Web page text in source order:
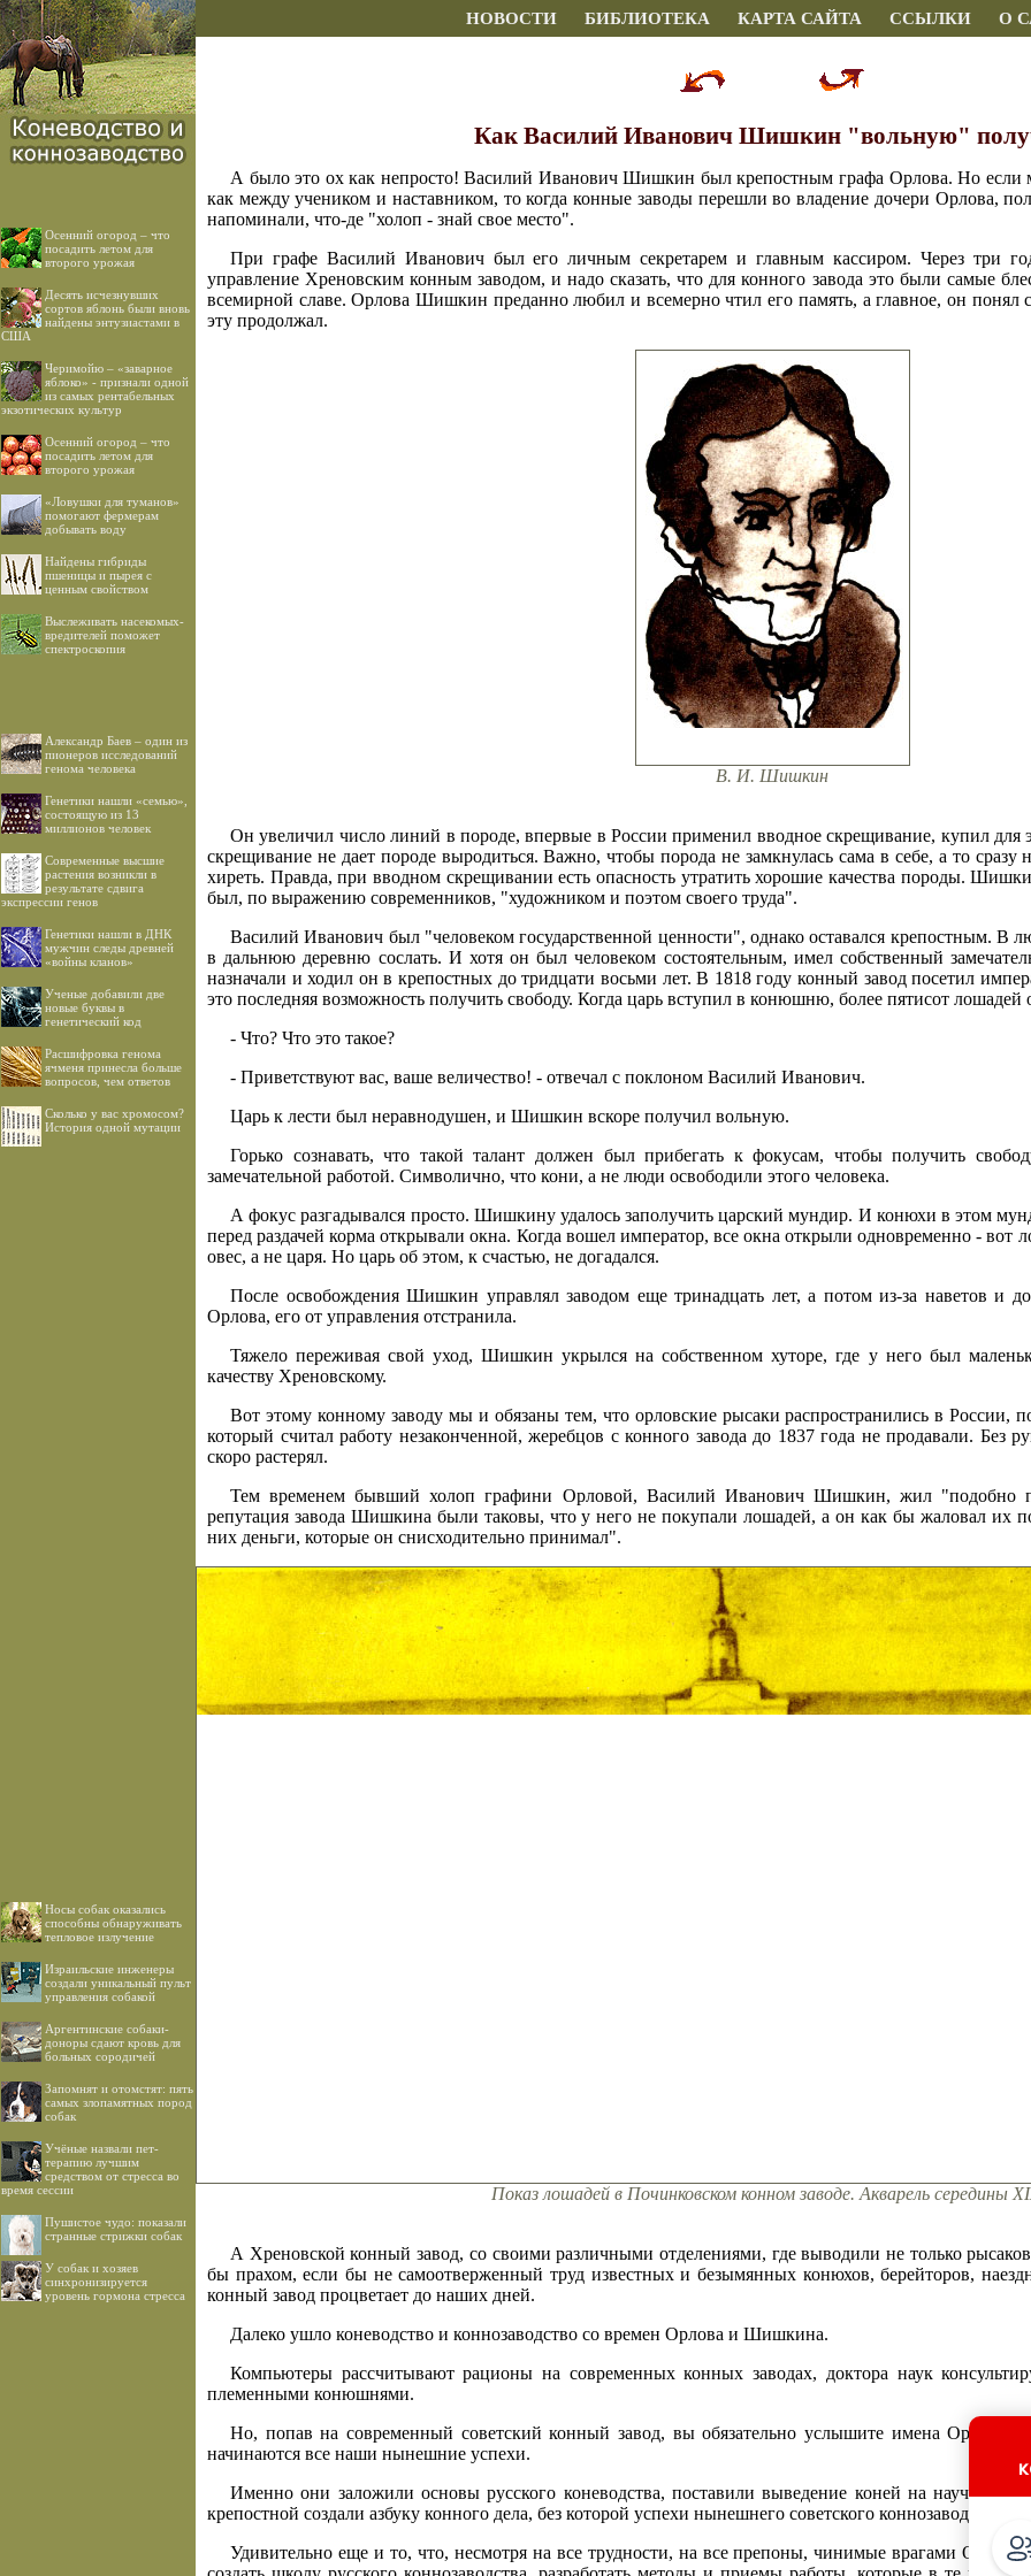
НОВОСТИ БИБЛИОТЕКА КАРТА САЙТА ССЫЛКИ О
Осенний огород – что
посадить летом для
второго урожая
Десять исчезнувших
сортов яблонь были вновь
найдены энтузиастами в
США
Черимойю – «заварное
яблоко» - признали одной
из самых рентабельных
экзотических культур
Осенний огород – что
посадить летом для
второго урожая
«Ловушки для туманов»
помогают фермерам
добывать воду
Найдены гибриды
пшеницы и пырея с
ценным свойством
Выслеживать насекомых-
вредителей поможет
спектроскопия
Александр Баев – один из
пионеров исследований
генома человека
Генетики нашли «семью»,
состоящую из 13
миллионов человек
Современные высшие
растения возникли в
результате сдвига
экспрессии генов
Генетики нашли в ДНК
мужчин следы древней
«войны кланов»
Ученые добавили две
новые буквы в
генетический код
Расшифровка генома
ячменя принесла больше
вопросов, чем ответов
Сколько у вас хромосом?
История одной мутации
Носы собак оказались
способны обнаруживать
тепловое излучение
Израильские инженеры
создали уникальный пульт
управления собакой
Аргентинские собаки-
доноры сдают кровь для
больных сородичей
Запомнят и отомстят: пять
самых злопамятных пород
собак
Учёные назвали пет-
терапию лучшим
средством от стресса во
время сессии
Пушистое чудо: показали
странные стрижки собак
У собак и хозяев
синхронизируется
уровень гормона стресса
Как Василий Иванович Шишкин "вольную"
А было это ох как непросто! Василий Иванович Шишкин был крепостным графа Орлова. Но
как между учеником и наставником, то когда конные заводы перешли во владение дочери Орлова,
напоминали, что-де "холоп - знай свое место".
При графе Василий Иванович был его личным секретарем и главным кассиром. Через три
управление Хреновским конным заводом, и надо сказать, что для конного завода это были самые
всемирной славе. Орлова Шишкин преданно любил и всемерно чтил его память, а главное, он понял
эту продолжал.
В. И. Шишкин
Он увеличил число линий в породе, впервые в России применил вводное скрещивание, купил для
скрещивание не дает породе выродиться. Важно, чтобы порода не замкнулась сама в себе, а то сразу
хиреть. Правда, при вводном скрещивании есть опасность утратить хорошие качества породы.
был, по выражению современников, "художником и поэтом своего труда".
Василий Иванович был "человеком государственной ценности", однако оставался крепостным. В
в дальнюю деревню сослать. И хотя он был человеком состоятельным, имел собственный
назначали и ходил он в крепостных до тридцати восьми лет. В 1818 году конный завод посетил
это последняя возможность получить свободу. Когда царь вступил в конюшню, более пятисот лошадей
- Что? Что это такое?
- Приветствуют вас, ваше величество! - отвечал с поклоном Василий Иванович.
Царь к лести был неравнодушен, и Шишкин вскоре получил вольную.
Горько сознавать, что такой талант должен был прибегать к фокусам, чтобы получить
замечательной работой. Символично, что кони, а не люди освободили этого человека.
А фокус разгадывался просто. Шишкину удалось заполучить царский мундир. И конюхи в этом
перед раздачей корма открывали окна. Когда вошел император, все окна открыли одновременно - вот
овес, а не царя. Но царь об этом, к счастью, не догадался.
После освобождения Шишкин управлял заводом еще тринадцать лет, а потом из-за наветов и
Орлова, его от управления отстранила.
Тяжело переживая свой уход, Шишкин укрылся на собственном хуторе, где у него был
качеству Хреновскому.
Вот этому конному заводу мы и обязаны тем, что орловские рысаки распространились в России,
который считал работу незаконченной, жеребцов с конного завода до 1837 года не продавали. Без
скоро растерял.
Тем временем бывший холоп графини Орловой, Василий Иванович Шишкин, жил "подобно
репутация завода Шишкина были таковы, что у него не покупали лошадей, а он как бы жаловал их
них деньги, которые он снисходительно принимал".
Показ лошадей в Починковском конном заводе. Акварель середины
А Хреновской конный завод, со своими различными отделениями, где выводили не только
бы прахом, если бы не самоотверженный труд известных и безымянных конюхов, берейторов,
конный завод процветает до наших дней.
Далеко ушло коневодство и коннозаводство со времен Орлова и Шишкина.
Компьютеры рассчитывают рационы на современных конных заводах, доктора наук
племенными конюшнями.
Но, попав на современный советский конный завод, вы обязательно услышите имена
начинаются все наши нынешние успехи.
Именно они заложили основы русского коневодства, поставили выведение коней на научную
крепостной создали азбуку конного дела, без которой успехи нынешнего советского коннозаводства
Удивительно еще и то, что, несмотря на все трудности, на все препоны, чинимые врагами